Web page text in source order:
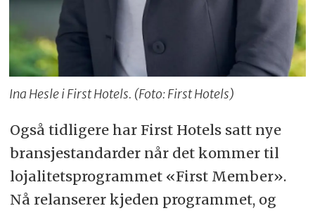
Ina Hesle i First Hotels. (Foto: First Hotels)
Også tidligere har First Hotels satt nye
bransjestandarder når det kommer til
lojalitetsprogrammet «First Member».
Nå relanserer kjeden programmet, og